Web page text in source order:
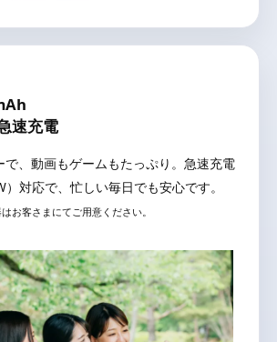
速充電
で、動画もゲームもたっぷり。急速充電
）対応で、忙しい毎日でも安心です。
お客さまにてご用意ください。